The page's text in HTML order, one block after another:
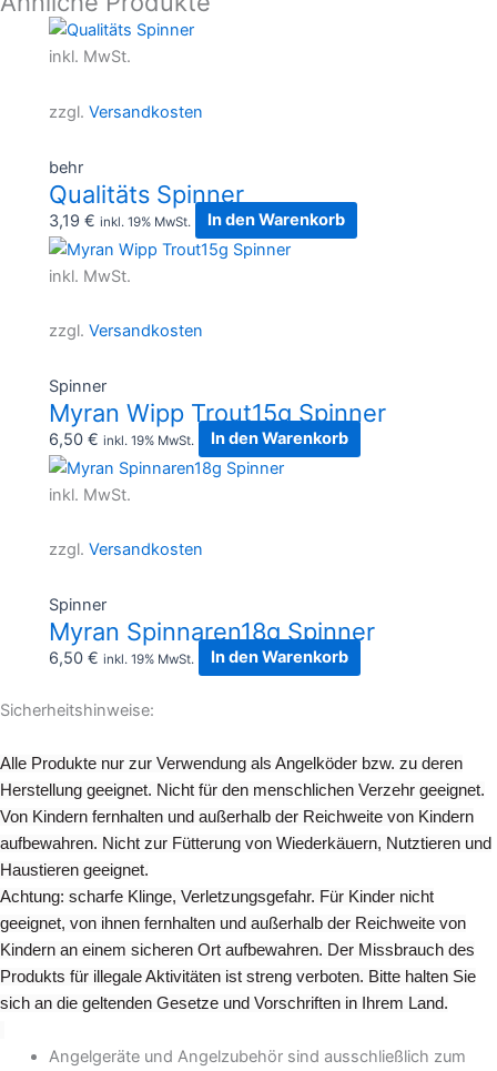
inkl. MwSt.
zzgl. Versandkosten
behr
Qualitäts Spinner
3,19 € inkl. 19% MwSt. In den Warenkorb
inkl. MwSt.
zzgl. Versandkosten
Spinner
Myran Wipp Trout15g Spinner
6,50 € inkl. 19% MwSt. In den Warenkorb
inkl. MwSt.
zzgl. Versandkosten
Spinner
Myran Spinnaren18g Spinner
6,50 € inkl. 19% MwSt. In den Warenkorb
Sicherheitshinweise:
Alle Produkte nur zur Verwendung als Angelköder bzw. zu deren
Herstellung geeignet. Nicht für den menschlichen Verzehr geeignet.
Von Kindern fernhalten und außerhalb der Reichweite von Kindern
aufbewahren. Nicht zur Fütterung von Wiederkäuern, Nutztieren und
Haustieren geeignet.
Achtung: scharfe Klinge, Verletzungsgefahr. Für Kinder nicht
geeignet, von ihnen fernhalten und außerhalb der Reichweite von
Kindern an einem sicheren Ort aufbewahren. Der Missbrauch des
Produkts für illegale Aktivitäten ist streng verboten. Bitte halten Sie
sich an die geltenden Gesetze und Vorschriften in Ihrem Land.
Angelgeräte und Angelzubehör sind ausschließlich zum